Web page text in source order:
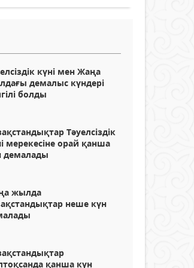
күні мен Жаңа
демалыс күндері
болды
Тәуелсіздік
мерекесіне орай қанша
демалады
жылда
неше күн
қанша күн